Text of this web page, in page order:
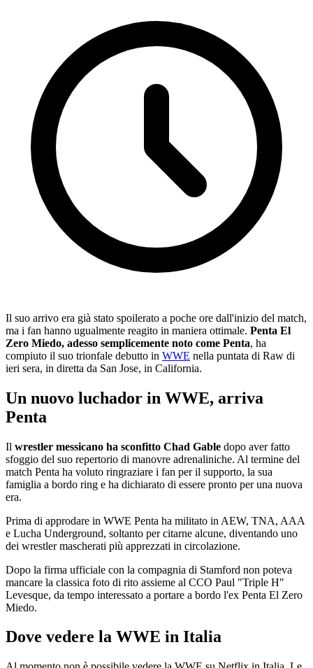
Il suo arrivo era già stato spoilerato a poche ore dall'inizio del match,
ma i fan hanno ugualmente reagito in maniera ottimale. Penta El
Zero Miedo, adesso semplicemente noto come Penta, ha
compiuto il suo trionfale debutto in WWE nella puntata di Raw di
ieri sera, in diretta da San Jose, in California.
Un nuovo luchador in WWE, arriva
Penta
Il wrestler messicano ha sconfitto Chad Gable dopo aver fatto
sfoggio del suo repertorio di manovre adrenaliniche. Al termine del
match Penta ha voluto ringraziare i fan per il supporto, la sua
famiglia a bordo ring e ha dichiarato di essere pronto per una nuova
era.
Prima di approdare in WWE Penta ha militato in AEW, TNA, AAA
e Lucha Underground, soltanto per citarne alcune, diventando uno
dei wrestler mascherati più apprezzati in circolazione.
Dopo la firma ufficiale con la compagnia di Stamford non poteva
mancare la classica foto di rito assieme al CCO Paul "Triple H"
Levesque, da tempo interessato a portare a bordo l'ex Penta El Zero
Miedo.
Dove vedere la WWE in Italia